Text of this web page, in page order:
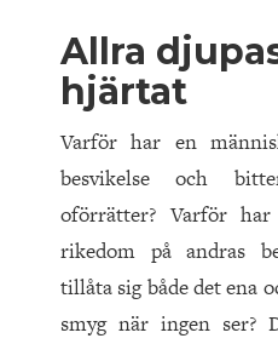
Allra
hjärtat
Varför har en
besvikelse och
oförrätter? Varför
rikedom på andras
tillåta sig både det ena
smyg när ingen